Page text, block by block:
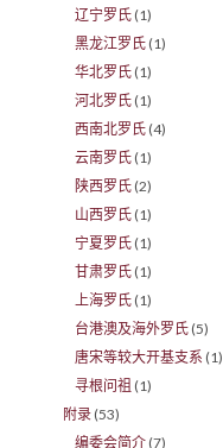
辽宁罗氏 (1)
黑龙江罗氏 (1)
华北罗氏 (1)
河北罗氏 (1)
西南北罗氏 (4)
云南罗氏 (1)
陕西罗氏 (2)
山西罗氏 (1)
宁夏罗氏 (1)
甘肃罗氏 (1)
上海罗氏 (1)
台港澳及海外罗氏 (5)
唐宋等较大开基支系 (1)
寻根问祖 (1)
附录 (53)
编委会简介 (7)